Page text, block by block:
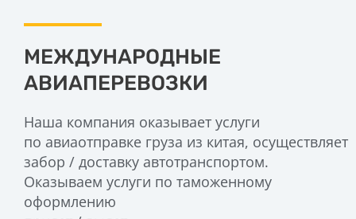
МЕЖДУНАРОДНЫЕ
АВИАПЕРЕВОЗКИ
Наша компания оказывает услуги
по авиаотправке груза из китая, осуществляет
забор / доставку автотранспортом.
Оказываем услуги по таможенному
оформлению